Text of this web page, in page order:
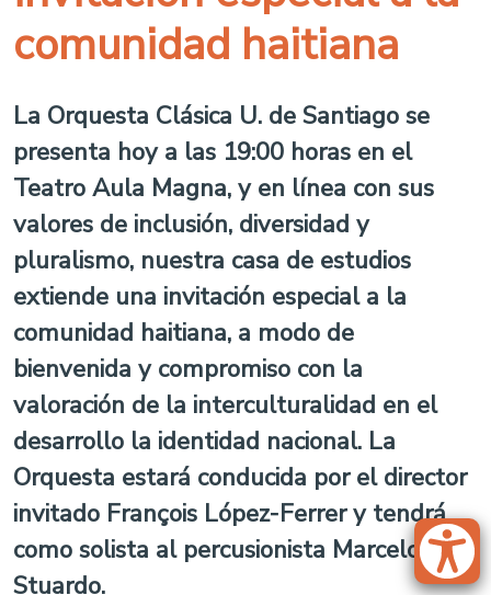
comunidad haitiana
La Orquesta Clásica U. de Santiago se
presenta hoy a las 19:00 horas en el
Teatro Aula Magna, y en línea con sus
valores de inclusión, diversidad y
pluralismo, nuestra casa de estudios
extiende una invitación especial a la
comunidad haitiana, a modo de
bienvenida y compromiso con la
valoración de la interculturalidad en el
desarrollo la identidad nacional. La
Orquesta estará conducida por el director
invitado François López-Ferrer y tendrá
como solista al percusionista Marcelo
Stuardo.